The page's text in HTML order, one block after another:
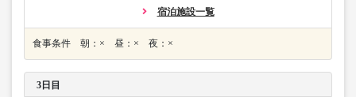
宿泊施設一覧
食事条件 朝：× 昼：× 夜：×
3日目